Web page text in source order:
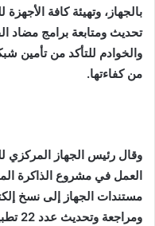
بالجهاز، وتهيئة كافة
تحديث ومتابعة برامج مضاد
والخوادم للتأكد من تأمين
من كفاءتها.
وقال رئيس الجهاز المركزي
العمل في مشروع الذاكرة
مستندات الجهاز إلى نسخ